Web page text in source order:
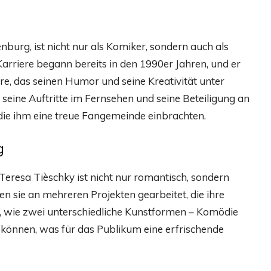
ist nicht nur als Komiker, sondern auch als
begann bereits in den 1990er Jahren, und er
das seinen Humor und seine Kreativität unter
Auftritte im Fernsehen und seine Beteiligung an
ihm eine treue Fangemeinde einbrachten.
Tièschky ist nicht nur romantisch, sondern
sie an mehreren Projekten gearbeitet, die ihre
zwei unterschiedliche Kunstformen – Komödie
was für das Publikum eine erfrischende